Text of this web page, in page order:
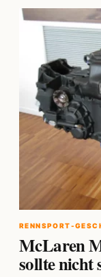
RENNSPORT-
McLaren
sollte nicht